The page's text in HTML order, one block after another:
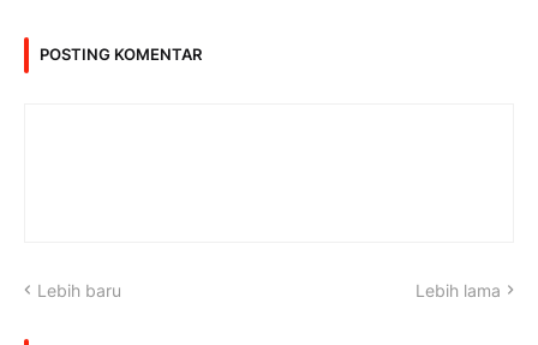
POSTING KOMENTAR
Lebih baru Lebih lama